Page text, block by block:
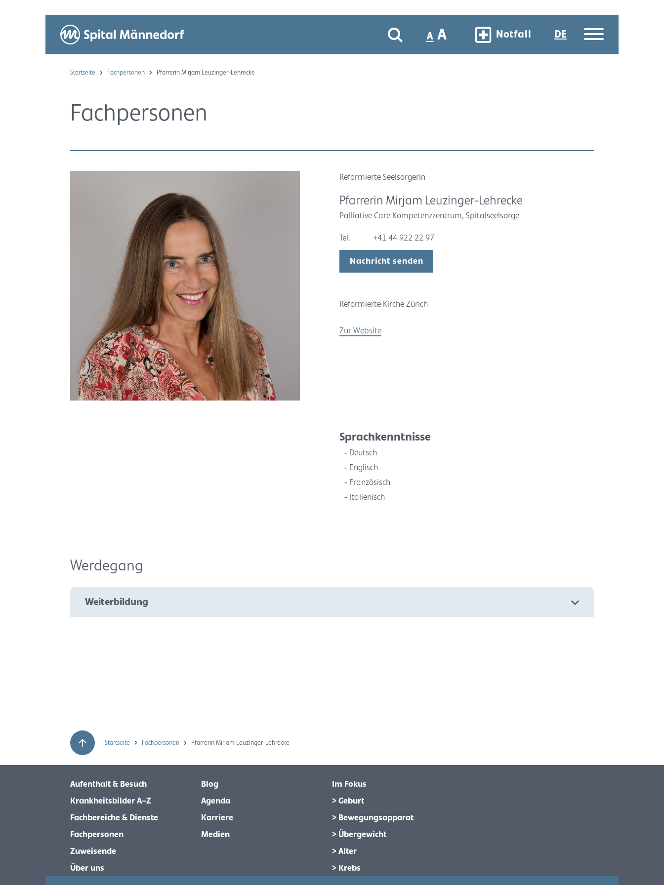
Notfall DE
Startseite Fachpersonen Pfarrerin Mirjam Leuzinger-Lehrecke
Fachpersonen
Reformierte Seelsorgerin
Pfarrerin Mirjam Leuzinger-Lehrecke
Palliative Care Kompetenzzentrum, Spitalseelsorge
Tel. +41 44 922 22 97
Nachricht senden
Reformierte Kirche Zürich
Zur Website
Sprachkenntnisse
Deutsch
Englisch
Französisch
Italienisch
Werdegang
Weiterbildung
Startseite Fachpersonen Pfarrerin Mirjam Leuzinger-Lehrecke
Aufenthalt & Besuch
Krankheitsbilder A–Z
Fachbereiche & Dienste
Fachpersonen
Zuweisende
Über uns
Blog
Agenda
Karriere
Medien
Im Fokus
> Geburt
> Bewegungsapparat
> Übergewicht
> Alter
> Krebs